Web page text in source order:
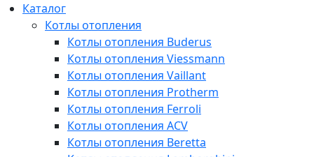
Каталог
Котлы отопления
Котлы отопления Buderus
Котлы отопления Viessmann
Котлы отопления Vaillant
Котлы отопления Protherm
Котлы отопления Ferroli
Котлы отопления ACV
Котлы отопления Beretta